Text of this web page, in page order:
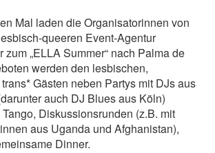
Mal laden die Organisatorinnen von
queeren Event-Agentur
zum „ELLA Summer“ nach Palma de
werden den lesbischen,
Gästen neben Partys mit DJs aus
auch DJ Blues aus Köln)
Diskussionsrunden (z.B. mit
aus Uganda und Afghanistan),
Dinner.